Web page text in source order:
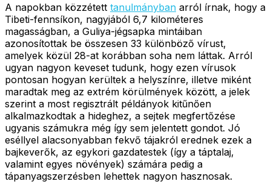
A napokban közzétett tanulmányban arról írnak, hogy a
Tibeti-fennsíkon, nagyjából 6,7 kilométeres
magasságban, a Guliya-jégsapka mintáiban
azonosítottak be összesen 33 különböző vírust,
amelyek közül 28-at korábban soha nem láttak. Arról
ugyan nagyon keveset tudunk, hogy ezen vírusok
pontosan hogyan kerültek a helyszínre, illetve miként
maradtak meg az extrém körülmények között, a jelek
szerint a most regisztrált példányok kitűnően
alkalmazkodtak a hideghez, a sejtek megfertőzése
ugyanis számukra még így sem jelentett gondot. Jó
eséllyel alacsonyabban fekvő tájakról erednek ezek a
bajkeverők, az egykori gazdatestek (így a táptalaj,
valamint egyes növények) számára pedig a
tápanyagszerzésben lehettek nagyon hasznosak.